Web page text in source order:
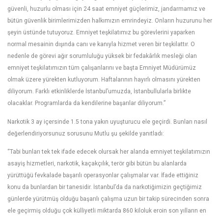
güvenli, huzurlu olması için 24 saat emniyet güçlerimiz, jandarmamız ve
bütün güvenlik birimlerimizden halkımızın emrindeyiz. Onların huzurunu her
şeyin üstünde tutuyoruz. Emniyet teşkilatımız bu görevlerini yaparken
normal mesainin dışında canı ve kanıyla hizmet veren bir teşkilattır. O
nedenle de görevi ağır sorumluluğu yüksek bir fedakârlık mesleği olan
emniyet teşkilatımızın tüm çalışanlarını ve başta Emniyet Müdürümüz
olmak üzere yürekten kutluyorum. Haftalarının hayırlı olmasını yürekten
diliyorum. Farklı etkinliklerde İstanbul’umuzda, İstanbullularla birlikte
olacaklar. Programlarda da kendilerine başarılar diliyorum.”
Narkotik 3 ay içersinde 1.5 tona yakın uyuşturucu ele geçirdi. Bunları nasıl
değerlendiriyorsunuz sorusunu Mutlu şu şekilde yanıtladı:
“Tabi bunları tek tek ifade edecek olursak her alanda emniyet teşkilatımızın
asayiş hizmetleri, narkotik, kaçakçılık, terör gibi bütün bu alanlarda
yürüttüğü fevkalade başarılı operasyonlar çalışmalar var. İfade ettiğiniz
konu da bunlardan bir tanesidir. İstanbul’da da narkotiğimizin geçtiğimiz
günlerde yürütmüş olduğu başarılı çalışma uzun bir takip sürecinden sonra
ele geçirmiş olduğu çok külliyetli miktarda 860 kiloluk eroin son yılların en